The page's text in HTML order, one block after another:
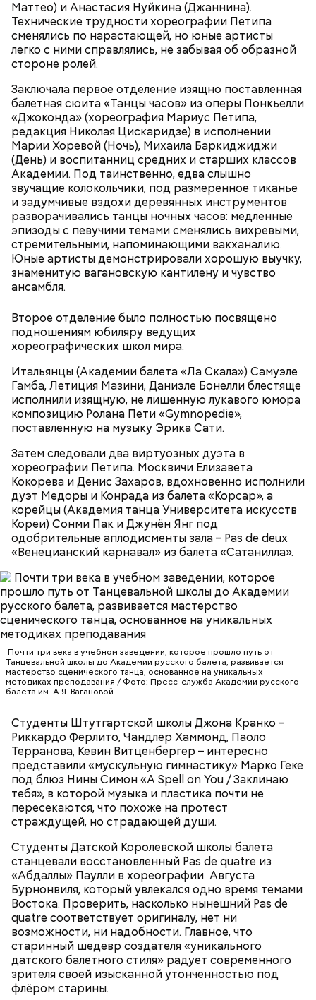
Маттео) и Анастасия Нуйкина (Джаннина).
Технические трудности хореографии Петипа
сменялись по нарастающей, но юные артисты
легко с ними справлялись, не забывая об образной
стороне ролей.
Заключала первое отделение изящно поставленная
балетная сюита «Танцы часов» из оперы Понкьелли
«Джоконда» (хореография Мариус Петипа,
редакция Николая Цискаридзе) в исполнении
Марии Хоревой (Ночь), Михаила Баркиджиджи
(День) и воспитанниц средних и старших классов
Академии. Под таинственно, едва слышно
звучащие колокольчики, под размеренное тиканье
и задумчивые вздохи деревянных инструментов
разворачивались танцы ночных часов: медленные
эпизоды с певучими темами сменялись вихревыми,
стремительными, напоминающими вакханалию.
Юные артисты демонстрировали хорошую выучку,
знаменитую вагановскую кантилену и чувство
ансамбля.
Второе отделение было полностью посвящено
подношениям юбиляру ведущих
хореографических школ мира.
Итальянцы (Академии балета «Ла Скала») Самуэле
Гамба, Летиция Мазини, Даниэле Бонелли блестяще
исполнили изящную, не лишенную лукавого юмора
композицию Ролана Пети «Gymnopedie»,
поставленную на музыку Эрика Сати.
Затем следовали два виртуозных дуэта в
хореографии Петипа. Москвичи Елизавета
Кокорева и Денис Захаров, вдохновенно исполнили
дуэт Медоры и Конрада из балета «Корсар», а
корейцы (Академия танца Университета искусств
Кореи) Сонми Пак и Джунён Янг под
одобрительные аплодисменты зала – Pas de deux
«Венецианский карнавал» из балета «Сатанилла».
Почти три века в учебном заведении, которое прошло путь от
Танцевальной школы до Академии русского балета, развивается
мастерство сценического танца, основанное на уникальных
методиках преподавания / Фото: Пресс-служба Академии русского
балета им. А.Я. Вагановой
Студенты Штутгартской школы Джона Кранко –
Риккардо Ферлито, Чандлер Хаммонд, Паоло
Терранова, Кевин Витценбергер – интересно
представили «мускульную гимнастику» Марко Геке
под блюз Нины Симон «A Spell on You / Заклинаю
тебя», в которой музыка и пластика почти не
пересекаются, что похоже на протест
страждущей, но страдающей души.
Студенты Датской Королевской школы балета
станцевали восстановленный Pas de quatre из
«Абдаллы» Паулли в хореографии Августа
Бурнонвиля, который увлекался одно время темами
Востока. Проверить, насколько нынешний Pas de
quatre соответствует оригиналу, нет ни
возможности, ни надобности. Главное, что
старинный шедевр создателя «уникального
датского балетного стиля» радует современного
зрителя своей изысканной утонченностью под
флёром старины.
Молодая красавица Фэй Форрестер (Джоан Уэйли-
Килмер) помогает своему любовнику Винсу (Майкл
Мэдсен) совершить дерзкое ограбление двух
членов мафии и забрать у них чемоданчик с
огромной суммой денег. Парочка отправляется в
автомобильное путешествие подальше от места
происшествия. «Вырубив» Винса, Фэй обращается
за помощью к частному детективу Джеку и просит
его сымитировать ее смерть.
Попав под власть чар Фэй, Джек соглашается, и как
по нотам разыгрывает «иллюзию убийства». После
начинают охотиться за Джеком, чтобы выяснить,
где деньги и… «труп» Фэй. В 1989 году фильм
получил гран-при Кинофестиваля детективного
кино в Коньяке (Франция) и приобрел статус
культового. Во многом этому способствовала
искренняя манера игры Килмера, получившего
возможность сниматься вместе с супругой.
Джим Моррисон, «Дорз» (The Doors,
1991)
Фото: «Дорз» (The Doors, 1991)
Впечатляющий набор эпизодов из биографии
Джима Моррисонаи одна из самых насыщенных
ролей Килмера. Несмотря на то, что Оливер Стоун
серьёзно исказил историю The Doors и занимался
откровенным мифотворчеством, картина стала
одним из главных фильмов о рок-музыке. В
стремлении максимально слиться со своим
персонажем, на площадке и вне нее Вэл просил
называть себя Джимом. Как и в «Совершенно
секретно!» он сам исполнил все песни, причем так,
что бывшие участники группы иногда не могли
отличить его исполнение от оригинальной записи.
Однажды Килмер до такой степени вжился в роль,
что прыгнул со сцены и сломал себе руку. В 1992
году за эту работу он был номинирован на премию
MTV Movie Awards в категории «Лучший актер».
Крис Шихерлис, «Схватка» (Heat, 1995)
King for a Day (из альбома "Synkronized", 1999)
Little L (из альбома "A Funk Odyssey", 2001)
You Give Me Something (из альбома "A Funk
Odyssey", 2001)
Feels Just Like It Should (из альбома "Dynamite",
2005)